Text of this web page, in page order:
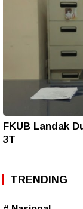
FKUB Landak
3T
TRENDING